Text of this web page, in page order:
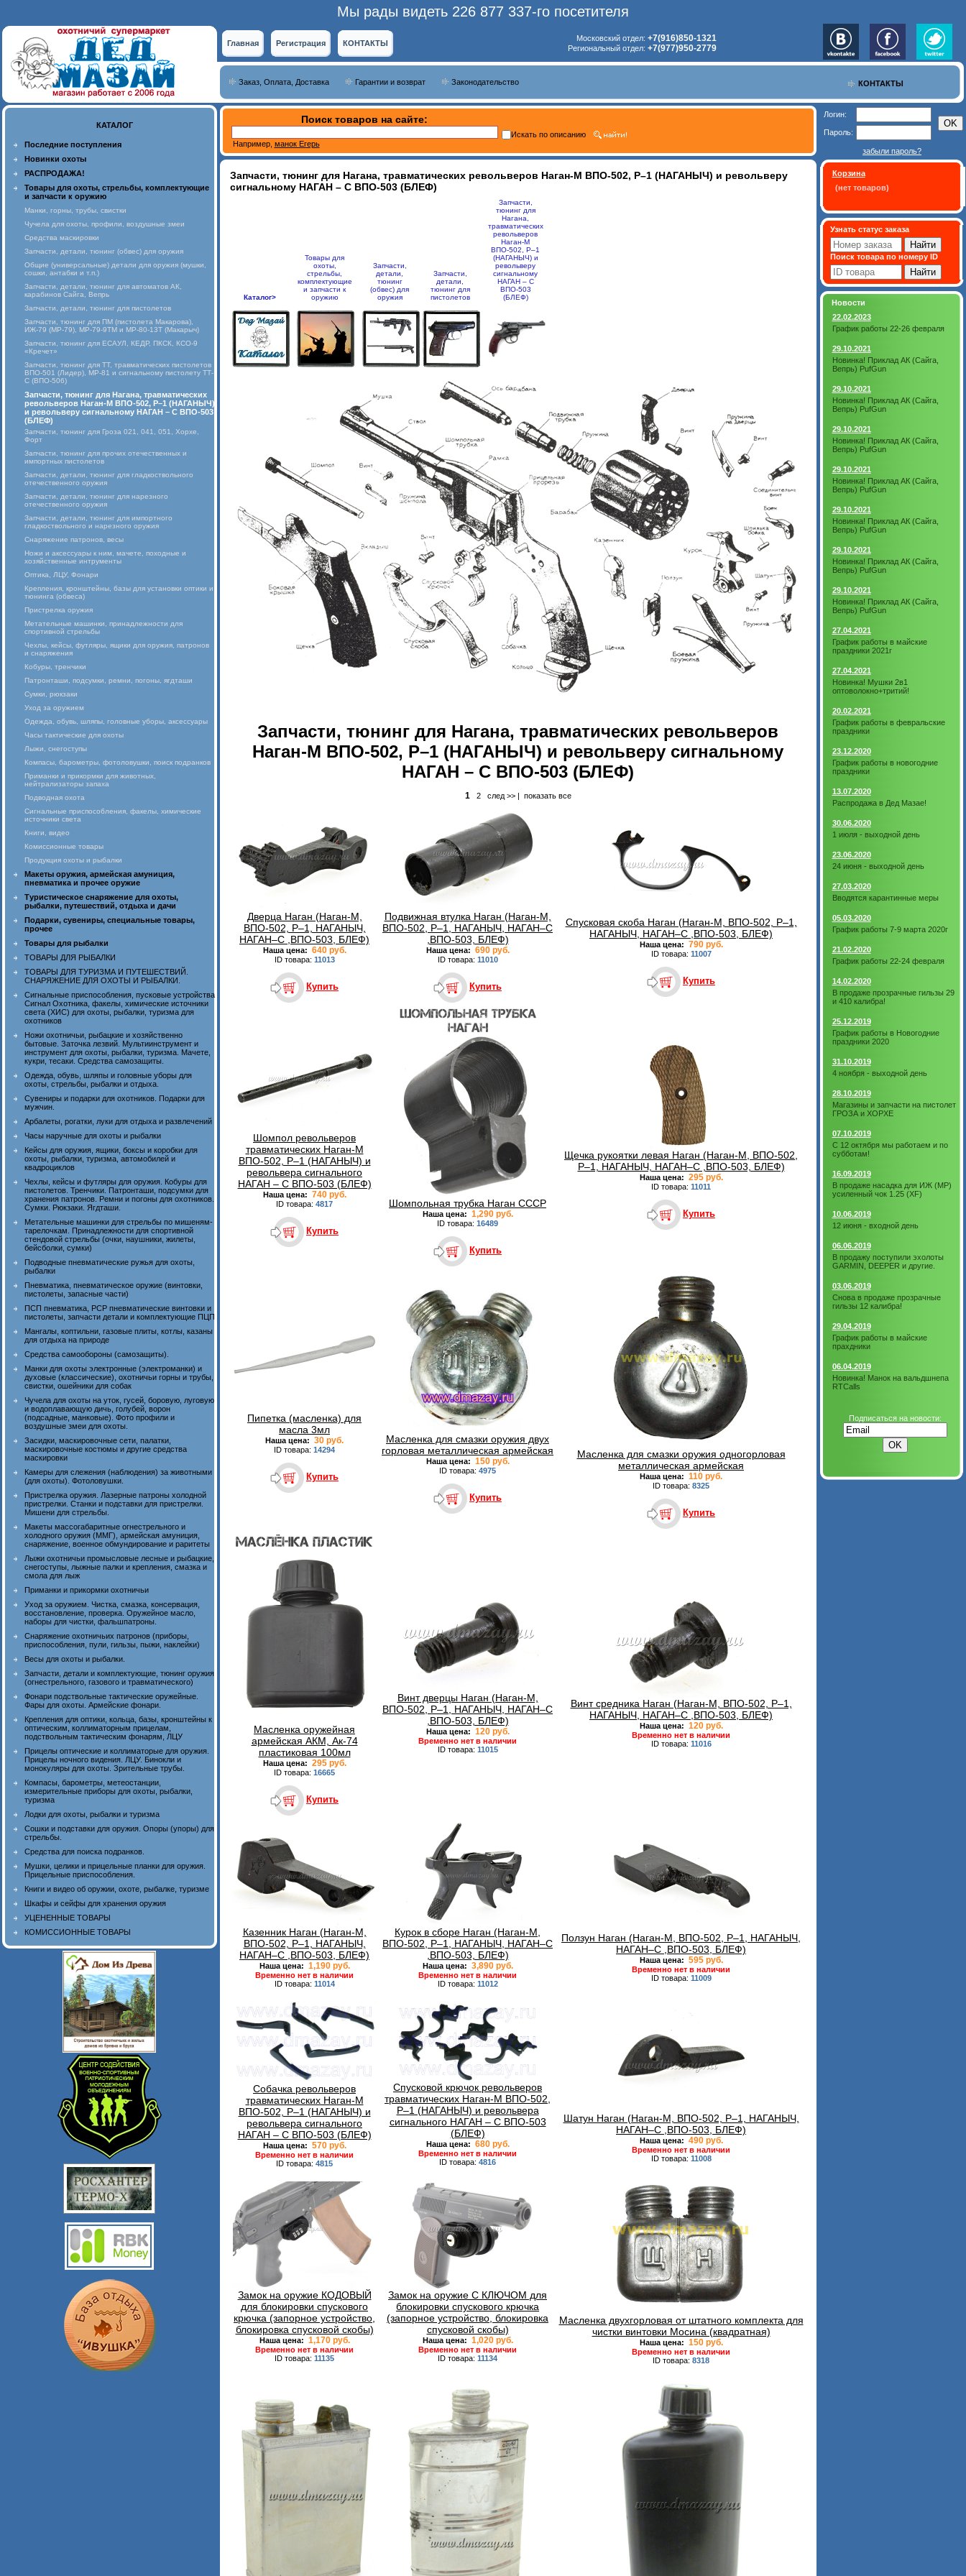
Мы рады видеть 226 877 337-го посетителя
Главная Регистрация КОНТАКТЫ
Московский отдел: +7(916)850-1321
Региональный отдел: +7(977)950-2779
КОНТАКТЫ
Заказ, Оплата, Доставка Гарантии и возврат Законодательство
КАТАЛОГ
Последние поступления
Новинки охоты
РАСПРОДАЖА!
Товары для охоты, стрельбы, комплектующие
и запчасти к оружию
Манки, горны, трубы, свистки
Чучела для охоты, профили, воздушные змеи
Средства маскировки
Запчасти, детали, тюнинг (обвес) для оружия
Общие (универсальные) детали для оружия (мушки,
сошки, антабки и т.п.)
Запчасти, детали, тюнинг для автоматов АК,
карабинов Сайга, Вепрь
Запчасти, детали, тюнинг для пистолетов
Запчасти, тюнинг для ПМ (пистолета Макарова),
ИЖ-79 (МР-79), МР-79-9ТМ и МР-80-13Т (Макарыч)
Запчасти, тюнинг для ЕСАУЛ, КЕДР, ПКСК, КСО-9
«Кречет»
Запчасти, тюнинг для ТТ, травматических пистолетов
ВПО-501 (Лидер), МР-81 и сигнальному пистолету ТТ-
С (ВПО-506)
Запчасти, тюнинг для Нагана, травматических
револьверов Наган-М ВПО-502, Р–1 (НАГАНЫЧ)
и револьверу сигнальному НАГАН – С ВПО-503
(БЛЕФ)
Запчасти, тюнинг для Гроза 021, 041, 051, Хорхе,
Форт
Запчасти, тюнинг для прочих отечественных и
импортных пистолетов
Запчасти, детали, тюнинг для гладкоствольного
отечественного оружия
Запчасти, детали, тюнинг для нарезного
отечественного оружия
Запчасти, детали, тюнинг для импортного
гладкоствольного и нарезного оружия
Снаряжение патронов, весы
Ножи и аксессуары к ним, мачете, походные и
хозяйственные интрументы
Оптика, ЛЦУ, Фонари
Крепления, кронштейны, базы для установки оптики и
тюнинга (обвеса)
Пристрелка оружия
Метательные машинки, принадлежности для
спортивной стрельбы
Чехлы, кейсы, футляры, ящики для оружия, патронов
и снаряжения
Кобуры, тренчики
Патронташи, подсумки, ремни, погоны, ягдташи
Сумки, рюкзаки
Уход за оружием
Одежда, обувь, шляпы, головные уборы, аксессуары
Часы тактические для охоты
Лыжи, снегоступы
Компасы, барометры, фотоловушки, поиск подранков
Приманки и прикормки для животных,
нейтрализаторы запаха
Подводная охота
Сигнальные приспособления, факелы, химические
источники света
Книги, видео
Комиссионные товары
Продукция охоты и рыбалки
Макеты оружия, армейская амуниция,
пневматика и прочее оружие
Туристическое снаряжение для охоты,
рыбалки, путешествий, отдыха и дачи
Подарки, сувениры, специальные товары,
прочее
Товары для рыбалки
ТОВАРЫ ДЛЯ РЫБАЛКИ
ТОВАРЫ ДЛЯ ТУРИЗМА И ПУТЕШЕСТВИЙ.
СНАРЯЖЕНИЕ ДЛЯ ОХОТЫ И РЫБАЛКИ.
Сигнальные приспособления, пусковые устройства
Сигнал Охотника, факелы, химические источники
света (ХИС) для охоты, рыбалки, туризма для
охотников
Ножи охотничьи, рыбацкие и хозяйственно
бытовые. Заточка лезвий. Мультиинструмент и
инструмент для охоты, рыбалки, туризма. Мачете,
кукри, тесаки. Средства самозащиты.
Одежда, обувь, шляпы и головные уборы для
охоты, стрельбы, рыбалки и отдыха.
Сувениры и подарки для охотников. Подарки для
мужчин.
Арбалеты, рогатки, луки для отдыха и развлечений
Часы наручные для охоты и рыбалки
Кейсы для оружия, ящики, боксы и коробки для
охоты, рыбалки, туризма, автомобилей и
квадроциклов
Чехлы, кейсы и футляры для оружия. Кобуры для
пистолетов. Тренчики. Патронташи, подсумки для
хранения патронов. Ремни и погоны для охотников.
Сумки. Рюкзаки. Ягдташи.
Метательные машинки для стрельбы по мишеням-
тарелочкам. Принадлежности для спортивной
стендовой стрельбы (очки, наушники, жилеты,
бейсболки, сумки)
Подводные пневматические ружья для охоты,
рыбалки
Пневматика, пневматическое оружие (винтовки,
пистолеты, запасные части)
ПСП пневматика, PCP пневматические винтовки и
пистолеты, запчасти детали и комплектующие ПЦП
Мангалы, коптильни, газовые плиты, котлы, казаны
для отдыха на природе
Средства самообороны (самозащиты).
Манки для охоты электронные (электроманки) и
духовые (классические), охотничьи горны и трубы,
свистки, ошейники для собак
Чучела для охоты на уток, гусей, боровую, луговую
и водоплавающую дичь, голубей, ворон
(подсадные, манковые). Фото профили и
воздушные змеи для охоты.
Засидки, маскировочные сети, палатки,
маскировочные костюмы и другие средства
маскировки
Камеры для слежения (наблюдения) за животными
(для охоты). Фотоловушки.
Пристрелка оружия. Лазерные патроны холодной
пристрелки. Станки и подставки для пристрелки.
Мишени для стрельбы.
Макеты массогабаритные огнестрельного и
холодного оружия (ММГ), армейская амуниция,
снаряжение, военное обмундирование и раритеты
Лыжи охотничьи промысловые лесные и рыбацкие,
снегоступы, лыжные палки и крепления, смазка и
смола для лыж
Приманки и прикормки охотничьи
Уход за оружием. Чистка, смазка, консервация,
восстановление, проверка. Оружейное масло,
наборы для чистки, фальшпатроны.
Снаряжение охотничьих патронов (приборы,
приспособления, пули, гильзы, пыжи, наклейки)
Весы для охоты и рыбалки.
Запчасти, детали и комплектующие, тюнинг оружия
(огнестрельного, газового и травматического)
Фонари подствольные тактические оружейные.
Фары для охоты. Армейские фонари.
Крепления для оптики, кольца, базы, кронштейны к
оптическим, коллиматорным прицелам,
подствольным тактическим фонарям, ЛЦУ
Прицелы оптические и коллиматорые для оружия.
Прицелы ночного видения. ЛЦУ. Бинокли и
монокуляры для охоты. Зрительные трубы.
Компасы, барометры, метеостанции,
измерительные приборы для охоты, рыбалки,
туризма
Лодки для охоты, рыбалки и туризма
Сошки и подставки для оружия. Опоры (упоры) для
стрельбы.
Средства для поиска подранков.
Мушки, целики и прицельные планки для оружия.
Прицельные приспособления.
Книги и видео об оружии, охоте, рыбалке, туризме
Шкафы и сейфы для хранения оружия
УЦЕНЕННЫЕ ТОВАРЫ
КОМИССИОННЫЕ ТОВАРЫ
Поиск товаров на сайте:
Например, манок Егерь
Искать по описанию
Запчасти, тюнинг для Нагана, травматических револьверов Наган-М ВПО-502, Р–1 (НАГАНЫЧ) и револьверу
сигнальному НАГАН – С ВПО-503 (БЛЕФ)
Каталог>
Товары для
охоты,
стрельбы,
комплектующие
и запчасти к
оружию
Запчасти,
детали,
тюнинг
(обвес) для
оружия
Запчасти,
детали,
тюнинг для
пистолетов
Запчасти,
тюнинг для
Нагана,
травматических
револьверов
Наган-М
ВПО-502, Р–1
(НАГАНЫЧ) и
револьверу
сигнальному
НАГАН – С
ВПО-503
(БЛЕФ)
Запчасти, тюнинг для Нагана, травматических револьверов
Наган-М ВПО-502, Р–1 (НАГАНЫЧ) и револьверу сигнальному
НАГАН – С ВПО-503 (БЛЕФ)
1 2 след >>| показать все
Дверца Наган (Наган-М,
ВПО-502, Р–1, НАГАНЫЧ,
НАГАН–С ,ВПО-503, БЛЕФ)
Наша цена: 640 руб.
ID товара: 11013
Купить
Подвижная втулка Наган (Наган-М,
ВПО-502, Р–1, НАГАНЫЧ, НАГАН–С
,ВПО-503, БЛЕФ)
Наша цена: 690 руб.
ID товара: 11010
Купить
Спусковая скоба Наган (Наган-М, ВПО-502, Р–1,
НАГАНЫЧ, НАГАН–С ,ВПО-503, БЛЕФ)
Наша цена: 790 руб.
ID товара: 11007
Купить
Шомпол револьверов
травматических Наган-М
ВПО-502, Р–1 (НАГАНЫЧ) и
револьвера сигнального
НАГАН – С ВПО-503 (БЛЕФ)
Наша цена: 740 руб.
ID товара: 4817
Купить
Шомпольная трубка Наган СССР
Наша цена: 1,290 руб.
ID товара: 16489
Купить
Щечка рукоятки левая Наган (Наган-М, ВПО-502,
Р–1, НАГАНЫЧ, НАГАН–С ,ВПО-503, БЛЕФ)
Наша цена: 295 руб.
ID товара: 11011
Купить
Пипетка (масленка) для
масла 3мл
Наша цена: 30 руб.
ID товара: 14294
Купить
Масленка для смазки оружия двух
горловая металлическая армейская
Наша цена: 150 руб.
ID товара: 4975
Купить
Масленка для смазки оружия одногорловая
металлическая армейская
Наша цена: 110 руб.
ID товара: 8325
Купить
Масленка оружейная
армейская АКМ, Ак-74
пластиковая 100мл
Наша цена: 295 руб.
ID товара: 16665
Купить
Винт дверцы Наган (Наган-М,
ВПО-502, Р–1, НАГАНЫЧ, НАГАН–С
,ВПО-503, БЛЕФ)
Наша цена: 120 руб.
Временно нет в наличии
ID товара: 11015
Винт средника Наган (Наган-М, ВПО-502, Р–1,
НАГАНЫЧ, НАГАН–С ,ВПО-503, БЛЕФ)
Наша цена: 120 руб.
Временно нет в наличии
ID товара: 11016
Казенник Наган (Наган-М,
ВПО-502, Р–1, НАГАНЫЧ,
НАГАН–С ,ВПО-503, БЛЕФ)
Наша цена: 1,190 руб.
Временно нет в наличии
ID товара: 11014
Курок в сборе Наган (Наган-М,
ВПО-502, Р–1, НАГАНЫЧ, НАГАН–С
,ВПО-503, БЛЕФ)
Наша цена: 3,890 руб.
Временно нет в наличии
ID товара: 11012
Ползун Наган (Наган-М, ВПО-502, Р–1, НАГАНЫЧ,
НАГАН–С ,ВПО-503, БЛЕФ)
Наша цена: 595 руб.
Временно нет в наличии
ID товара: 11009
Собачка револьверов
травматических Наган-М
ВПО-502, Р–1 (НАГАНЫЧ) и
револьвера сигнального
НАГАН – С ВПО-503 (БЛЕФ)
Наша цена: 570 руб.
Временно нет в наличии
ID товара: 4815
Спусковой крючок револьверов
травматических Наган-М ВПО-502,
Р–1 (НАГАНЫЧ) и револьвера
сигнального НАГАН – С ВПО-503
(БЛЕФ)
Наша цена: 680 руб.
Временно нет в наличии
ID товара: 4816
Шатун Наган (Наган-М, ВПО-502, Р–1, НАГАНЫЧ,
НАГАН–С ,ВПО-503, БЛЕФ)
Наша цена: 490 руб.
Временно нет в наличии
ID товара: 11008
Замок на оружие КОДОВЫЙ
для блокировки спускового
крючка (запорное устройство,
блокировка спусковой скобы)
Наша цена: 1,170 руб.
Временно нет в наличии
ID товара: 11135
Замок на оружие С КЛЮЧОМ для
блокировки спускового крючка
(запорное устройство, блокировка
спусковой скобы)
Наша цена: 1,020 руб.
Временно нет в наличии
ID товара: 11134
Масленка двухгорловая от штатного комплекта для
чистки винтовки Мосина (квадратная)
Наша цена: 150 руб.
Временно нет в наличии
ID товара: 8318
Логин:
Пароль:
забыли пароль?
Корзина
(нет товаров)
Узнать статус заказа
Поиск товара по номеру ID
Новости
22.02.2023
График работы 22-26 февраля
29.10.2021
Новинка! Приклад АК (Сайга,
Вепрь) PufGun
29.10.2021
Новинка! Приклад АК (Сайга,
Вепрь) PufGun
29.10.2021
Новинка! Приклад АК (Сайга,
Вепрь) PufGun
29.10.2021
Новинка! Приклад АК (Сайга,
Вепрь) PufGun
29.10.2021
Новинка! Приклад АК (Сайга,
Вепрь) PufGun
29.10.2021
Новинка! Приклад АК (Сайга,
Вепрь) PufGun
29.10.2021
Новинка! Приклад АК (Сайга,
Вепрь) PufGun
27.04.2021
График работы в майские
праздники 2021г
27.04.2021
Новинка! Мушки 2в1
оптоволокно+тритий!
20.02.2021
График работы в февральские
праздники
23.12.2020
График работы в новогодние
праздники
13.07.2020
Распродажа в Дед Мазае!
30.06.2020
1 июля - выходной день
23.06.2020
24 июня - выходной день
27.03.2020
Вводятся карантинные меры
05.03.2020
График работы 7-9 марта 2020г
21.02.2020
График работы 22-24 февраля
14.02.2020
В продаже прозрачные гильзы 29
и 410 калибра!
25.12.2019
График работы в Новогодние
праздники 2020
31.10.2019
4 ноября - выходной день
28.10.2019
Магазины и запчасти на пистолет
ГРОЗА и ХОРХЕ
07.10.2019
С 12 октября мы работаем и по
субботам!
16.09.2019
В продаже насадка для ИЖ (МР)
усиленный чок 1.25 (XF)
10.06.2019
12 июня - входной день
06.06.2019
В продажу поступили эхолоты
GARMIN, DEEPER и другие.
03.06.2019
Снова в продаже прозрачные
гильзы 12 калибра!
29.04.2019
График работы в майские
прахдники
06.04.2019
Новинка! Манок на вальдшнепа
RTCalls
Подписаться на новости: